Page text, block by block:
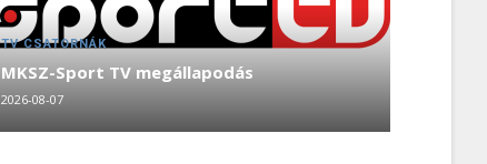
TV CSATORNÁK
MKSZ-Sport TV megállapodás
2026-08-07